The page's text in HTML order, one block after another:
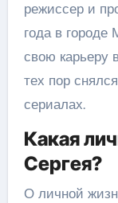
режиссер и
года в городе
свою карьеру
тех пор
сериалах.
Какая
Сергея?
О личной